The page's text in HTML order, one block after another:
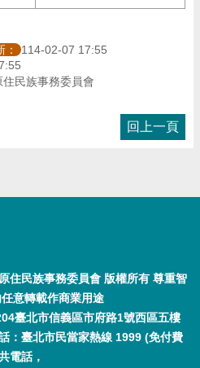
114-02-07 17:55
民族事務委員會
回上一頁
住民族事務委員會 版權所有 尊重智
意轉載作商業用途
臺北市信義區市府路1號西區五樓
：臺北市民當家熱線 1999 (免付費
電話，